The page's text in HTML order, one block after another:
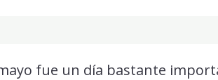
fue un día bastante